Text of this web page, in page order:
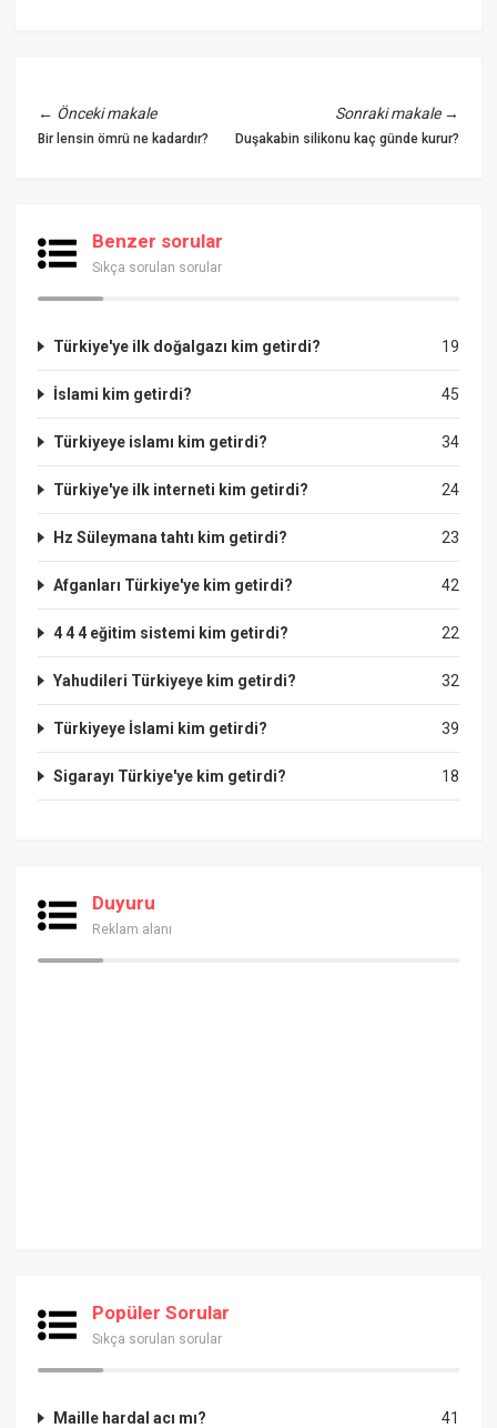
← Önceki makale
Bir lensin ömrü ne kadardır?
Sonraki makale→
Duşakabin silikonu kaç günde kurur?
Benzer sorular
Sıkça sorulan sorular
19
Türkiye'ye ilk doğalgazı kim getirdi?
45
İslami kim getirdi?
34
Türkiyeye islamı kim getirdi?
24
Türkiye'ye ilk interneti kim getirdi?
23
Hz Süleymana tahtı kim getirdi?
42
Afganları Türkiye'ye kim getirdi?
22
4 4 4 eğitim sistemi kim getirdi?
32
Yahudileri Türkiyeye kim getirdi?
39
Türkiyeye İslami kim getirdi?
18
Sigarayı Türkiye'ye kim getirdi?
Duyuru
Reklam alanı
Popüler Sorular
Sıkça sorulan sorular
41
Maille hardal acı mı?